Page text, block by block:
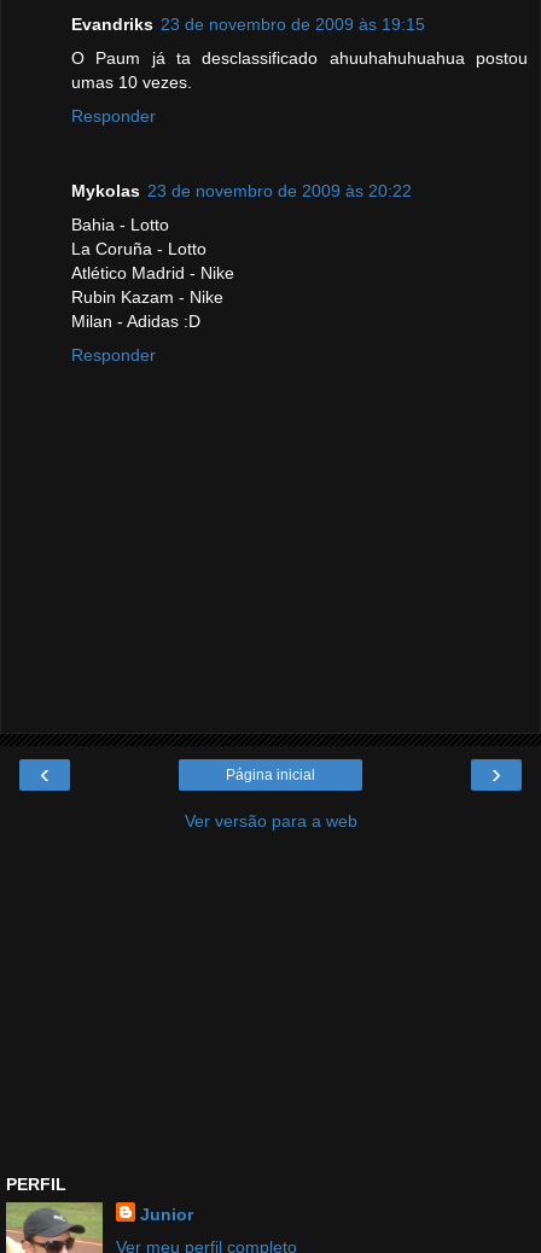
Evandriks 23 de novembro de 2009 às 19:15
O Paum já ta desclassificado ahuuhahuhuahua postou
umas 10 vezes.
Responder
Mykolas 23 de novembro de 2009 às 20:22
Bahia - Lotto
La Coruña - Lotto
Atlético Madrid - Nike
Rubin Kazam - Nike
Milan - Adidas :D
Responder
‹ ›
Página inicial
Ver versão para a web
PERFIL
Junior
Ver meu perfil completo